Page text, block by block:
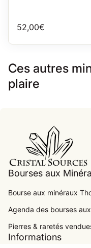
Prix normal
52,00€
Ces autres
plaire
Bourses aux
Bourse aux minéraux
Agenda des bourses
Pierres & raretés
Informations